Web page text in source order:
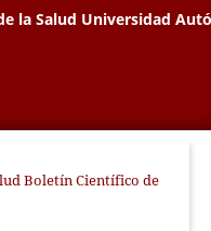
la Salud Universidad
Boletín Científico de